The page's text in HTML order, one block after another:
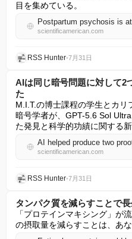
目を集めている。
scientificamerican.com
RSS Hunter•7月31日
AIは同じ暗号問題に対して2
た
M.I.T.の博士課程の学生とカ
暗号学者が、GPT-5.6 Sol
た発見と科学的功績に関する
scientificamerican.com
RSS Hunter•7月31日
タンパク質を減らすことで
「プロテインマキシング」が
の摂取量を減らすことは、あ